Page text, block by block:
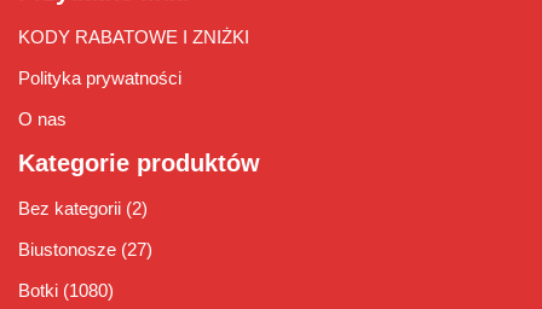
KODY RABATOWE I ZNIŻKI
Polityka prywatności
O nas
Kategorie produktów
Bez kategorii (2)
Biustonosze (27)
Botki (1080)